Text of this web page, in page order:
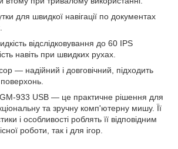
для швидкої навігації по документах
відслідковування до 60 IPS
навіть при швидких рухах.
— надійний і довговічний, підходить
933 USB — це практичне рішення для
та зручну комп'ютерну мишу. Її
і особливості роблять її відповідним
роботи, так і для ігор.